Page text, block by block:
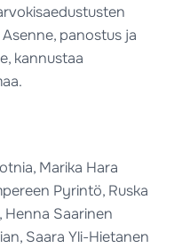
panostus ja
kannustaa
Marika Hara
Pyrintö, Ruska
Henna Saarinen
Saara Yli-Hietanen